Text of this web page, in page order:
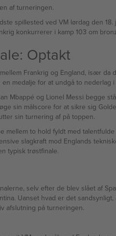
af turneringen.
spillested ved VM lørdag den
konkurrerer i kamp 103 om
Optakt
England, især da det fungerer som en
medalje for at undgå to nederlag
Mbappé og Lionel Messi begge
sin målscore for at sikre sig
sin turnering af på toppen.
mellem to hold fyldt med
slagkraft mod Englands
typisk trøstfinale.
selv efter de blev slået af
Uanset hvad er det
afslutning på turneringen.